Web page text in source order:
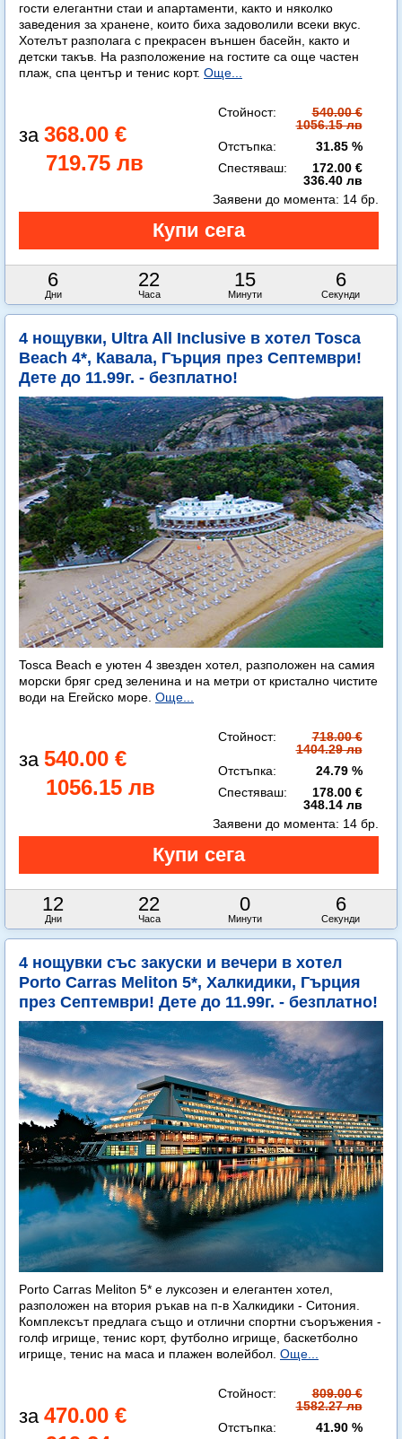
гости елегантни стаи и апартаменти, както и няколко
заведения за хранене, които биха задоволили всеки вкус.
Хотелът разполага с прекрасен външен басейн, както и
детски такъв. На разположение на гостите са още частен
плаж, спа център и тенис корт. Още...
368.00 €
719.75 лв
Стойност:
540.00 €
1056.15 лв
Отстъпка:
31.85 %
Спестяваш:
172.00 €
336.40 лв
6
Дни
22
Часа
15
Минути
4
Секунди
Заявени до момента: 14 бр.
4 нощувки, Ultra All Inclusive в хотел Tosca
Beach 4*, Кавала, Гърция през Септември!
Дете до 11.99г. - безплатно!
Tosca Beach е уютен 4 звезден хотел, разположен на самия
морски бряг сред зеленина и на метри от кристално чистите
води на Егейско море. Още...
540.00 €
1056.15 лв
Стойност:
718.00 €
1404.29 лв
Отстъпка:
24.79 %
Спестяваш:
178.00 €
348.14 лв
12
Дни
22
Часа
0
Минути
4
Секунди
Заявени до момента: 14 бр.
4 нощувки със закуски и вечери в хотел
Porto Carras Meliton 5*, Халкидики, Гърция
през Септември! Дете до 11.99г. - безплатно!
Porto Carras Meliton 5* е луксозен и елегантен хотел,
разположен на втория ръкав на п-в Халкидики - Ситония.
Комплексът предлага също и отлични спортни съоръжения -
голф игрище, тенис корт, футболно игрище, баскетболно
игрище, тенис на маса и плажен волейбол. Още...
470.00 €
Стойност:
809.00 €
1582.27 лв
Отстъпка:
41.90 %